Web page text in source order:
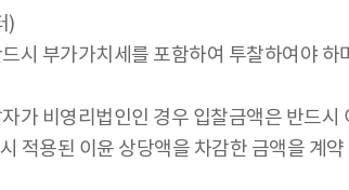
)
시 부가가치세를 포함하여 투찰하여야
가 비영리법인인 경우 입찰금액은 반드
적용된 이윤 상당액을 차감한 금액을 계